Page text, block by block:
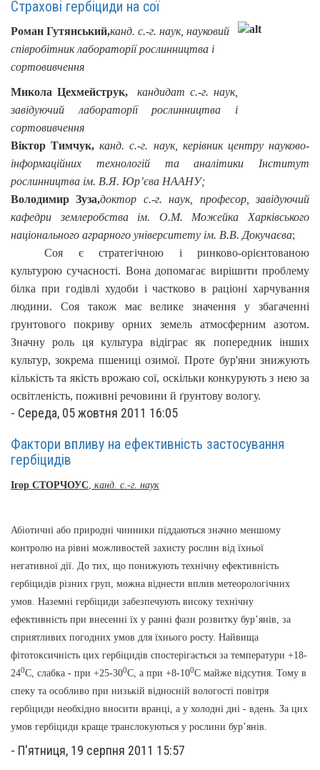
Страхові гербіциди на сої
Роман Гутянський,канд. с.-г. наук, науковий
співробітник лабораторії рослинництва і
сортовивчення
Микола Цехмейструк,
кандидат с.-г. наук,
завідуючий лабораторії рослинництва і
сортовивчення
Віктор Тимчук,канд. с.-г. наук, керівник центру науково-
інформаційних технологій та аналітики Інститут
рослинництва ім. В.Я. Юр’єва НААНУ;
Володимир Зуза,доктор с.-г. наук, професор, завідуючий
кафедри землеробства ім. О.М. Можейка Харківського
національного аграрного університету ім. В.В. Докучаєва;
Соя є стратегічною і ринково-орієнтованою
культурою сучасності. Вона допомагає вирішити проблему
білка при годівлі худоби і частково в раціоні харчування
людини. Соя також має велике значення у збагаченні
ґрунтового покриву орних земель атмосферним азотом.
Значну роль ця культура відіграє як попередник інших
культур, зокрема пшениці озимої. Проте бур'яни знижують
кількість та якість врожаю сої, оскільки конкурують з нею за
освітленість, поживні речовини й ґрунтову вологу.
- Середа, 05 жовтня 2011 16:05
Фaктори впливу на ефективність застосування
гербіцидів
Ігор СТОРЧОУС канд. с.-г. наук
Абіотичні або природні чинники піддаються значно меншому
контролю на рівні можливостей захисту рослин від їхньої
негативної дії. До тих, що понижують технічну ефективність
гербіцидів різних груп, можна віднести вплив метеорологічних
умов. Наземні гербіциди забезпечують високу технічну
ефективність при внесенні їх у ранні фази розвитку бур’янів, за
сприятливих погодних умов для їхнього росту. Найвища
фітотоксичність цих гербіцидів спостерігається за температури +18-
240С, слабка - при +25-300С, а при +8-100С майже відсутня. Тому в
спеку та особливо при низькій відносній вологості повітря
гербіциди необхідно вносити вранці, а у холодні дні - вдень. За цих
умов гербіциди краще транслокуються у рослини бур’янів.
- П'ятниця, 19 серпня 2011 15:57